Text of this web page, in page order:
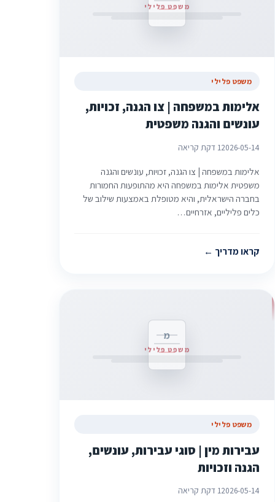
משפט פלילי
משפט פלילי
אלימות במשפחה | צו הגנה, זכויות,
עונשים והגנה משפטית
2026-05-141 דקת קריאה
אלימות במשפחה | צו הגנה, זכויות, עונשים והגנה
משפטית אלימות במשפחה היא מהתופעות החמורות
בחברה הישראלית, והיא מטופלת באמצעות שילוב של
כלים פליליים, אזרחיים…
קראו מדריך
מ
משפט פלילי
משפט פלילי
עבירות מין | סוגי עבירות, עונשים,
הגנה וזכויות
2026-05-141 דקת קריאה